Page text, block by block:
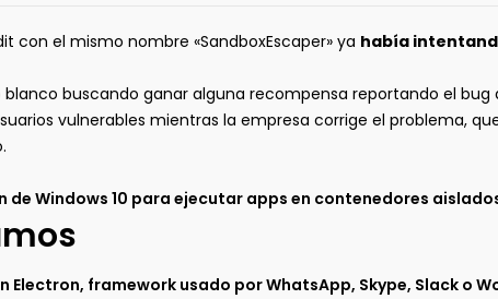
con el mismo nombre «SandboxEscaper» ya había
buscando ganar alguna recompensa reportando el
vulnerables mientras la empresa corrige el problema,
de Windows 10 para ejecutar apps en contenedores
framework usado por WhatsApp, Skype, Slack o